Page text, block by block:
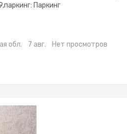
Паркинг
обл. 7 авг. Нет просмотров